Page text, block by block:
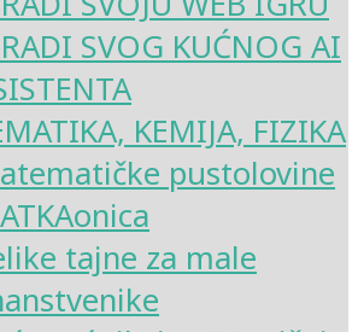
SVOG KUĆNOG AI
KEMIJA, FIZIKA
pustolovine
tajne za male